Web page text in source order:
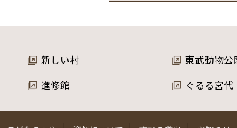
新しい村 東武動物公
進修館 ぐるる宮代